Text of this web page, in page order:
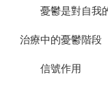
憂鬱是對自我
治療中的憂鬱階段
信號作用